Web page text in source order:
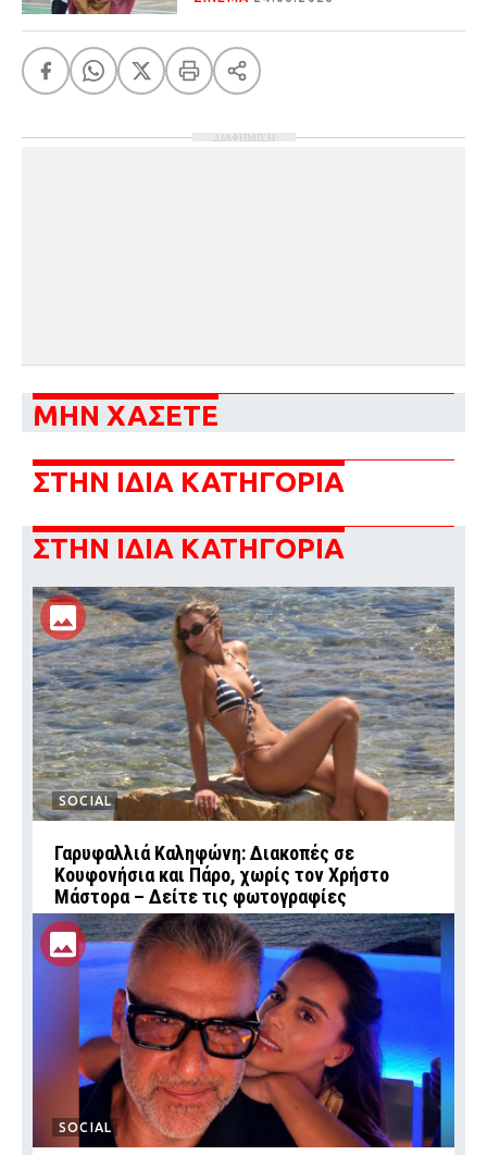
ΔΙΑΦΗΜΙΣΗ
ΜΗΝ ΧΑΣΕΤΕ
ΣΤΗΝ ΙΔΙΑ ΚΑΤΗΓΟΡΙΑ
ΣΤΗΝ ΙΔΙΑ ΚΑΤΗΓΟΡΙΑ
SOCIAL
Γαρυφαλλιά Καληφώνη: Διακοπές σε
Κουφονήσια και Πάρο, χωρίς τον Χρήστο
Μάστορα – Δείτε τις φωτογραφίες
SOCIAL